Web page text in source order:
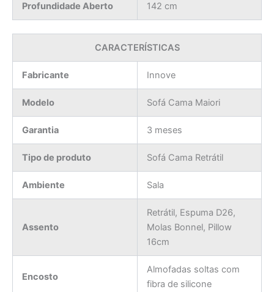
Profundidade Aberto 142 cm
CARACTERÍSTICAS
Fabricante Innove
Modelo Sofá Cama Maiori
Garantia 3 meses
Tipo de produto Sofá Cama Retrátil
Ambiente Sala
Assento
Retrátil, Espuma D26,
Molas Bonnel, Pillow
16cm
Encosto
Almofadas soltas com
fibra de silicone